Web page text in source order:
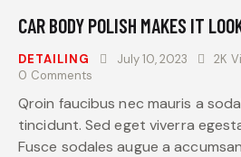
CAR BODY POLISH MAKES IT
DETAILING July 10, 2023 2K
0 Comments
Qroin faucibus nec mauris a
tincidunt. Sed eget viverra
Fusce sodales augue a